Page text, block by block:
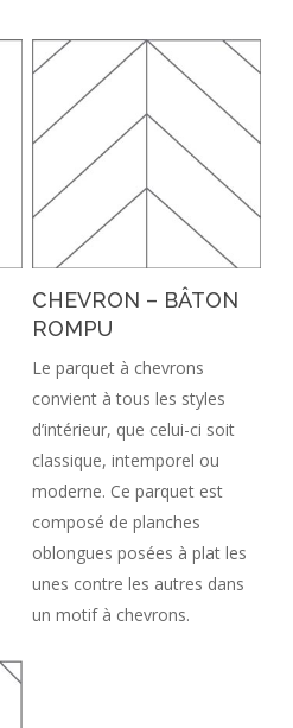
CHEVRON – BÂTON
ROMPU
Le parquet à chevrons
convient à tous les styles
d’intérieur, que celui-ci soit
classique, intemporel ou
moderne. Ce parquet est
composé de planches
oblongues posées à plat les
unes contre les autres dans
un motif à chevrons.